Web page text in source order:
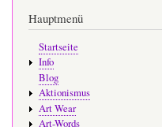
Hauptmenü
Startseite
Info
Blog
Aktionismus
Art Wear
Art-Words